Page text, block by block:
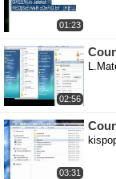
01:23
02:56
03:31